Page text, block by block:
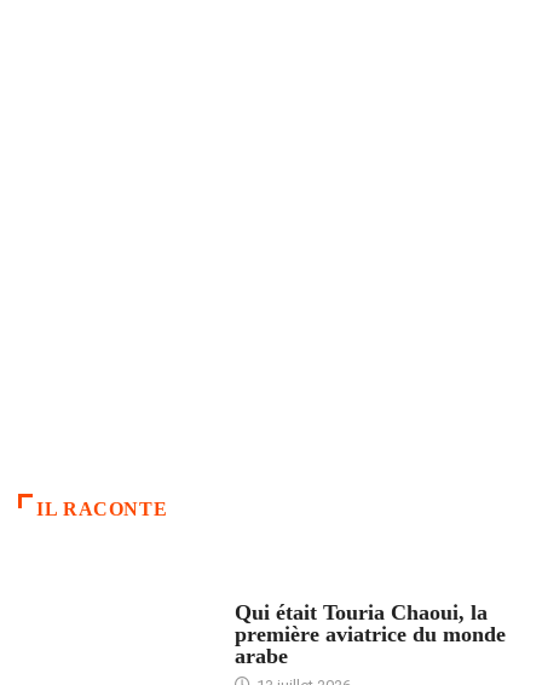
IL RACONTE
Qui était Touria Chaoui, la
première aviatrice du monde
arabe